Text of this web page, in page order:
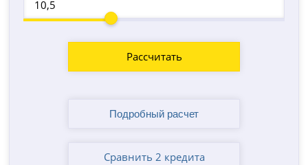
Рассчитать
Сравнить 2 кредита